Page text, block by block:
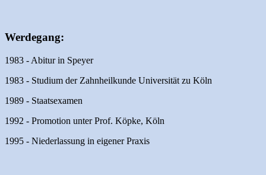
Werdegang:
1983 - Abitur in Speyer
1983 - Studium der Zahnheilkunde Universität zu Köln
1989 - Staatsexamen
1992 - Promotion unter Prof. Köpke, Köln
1995 - Niederlassung in eigener Praxis